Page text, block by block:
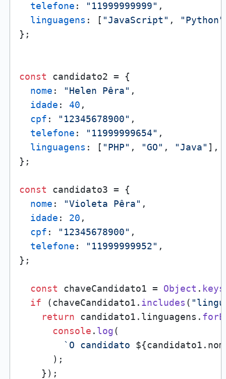
telefone : "11999999999" ,
linguagens : [ "JavaScript" , "Python"
};
const candidato2 = {
nome : "Helen Pêra" ,
idade : 40 ,
cpf : "12345678900" ,
telefone : "11999999654" ,
linguagens : [ "PHP" , "GO" , "Java" ],
};
const candidato3 = {
nome : "Violeta Pêra" ,
idade : 20 ,
cpf : "12345678900" ,
telefone : "11999999952" ,
};
const chaveCandidato1 = Object . keys
if (chaveCandidato1. includes (
return candidato1. linguagens .
console . log(
`O candidato
      );
    });